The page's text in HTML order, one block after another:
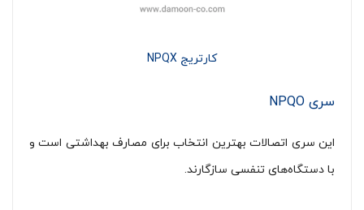
کارتریج NPQX
سری NPQO
این سری اتصالات بهترین انتخاب برای مصارف بهداشتی است و
با دستگاه‌های تنفسی سازگارند.